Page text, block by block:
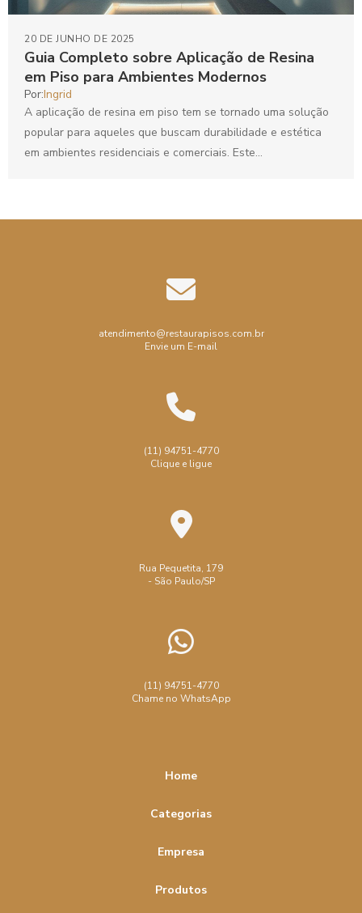
Guia Completo sobre Aplicação de Resina
em Piso para Ambientes Modernos
20 DE JUNHO DE 2025
Por:Ingrid
A aplicação de resina em piso tem se tornado uma solução
popular para aqueles que buscam durabilidade e estética
em ambientes residenciais e comerciais. Este...
atendimento@restaurapisos.com.br
Envie um E-mail
(11) 94751-4770
Clique e ligue
Rua Pequetita, 179
- São Paulo/SP
(11) 94751-4770
Chame no WhatsApp
Home
Categorias
Empresa
Produtos